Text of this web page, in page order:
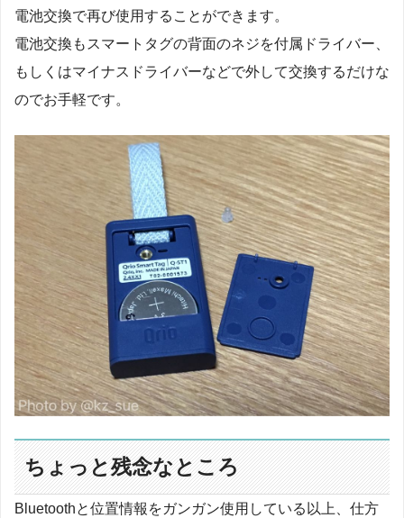
電池交換で再び使用することができます。
電池交換もスマートタグの背面のネジを付属ドライバー、
もしくはマイナスドライバーなどで外して交換するだけな
のでお手軽です。
ちょっと残念なところ
Bluetoothと位置情報をガンガン使用している以上、仕方